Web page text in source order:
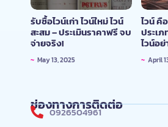
รับซื้อไวน์เก่า ไวน์ใหม่ ไวน์
สะสม – ประเมินราคาฟรี จบ
จ่ายจริง!
~ May 13, 2025
ไวน์ คื
ประเ
ไวน์อ
~ April
ช่องทางการติดต่อ
0926504961